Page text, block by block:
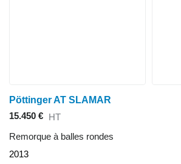
Pöttinger AT SLAMAR
15.450 € HT
Remorque à balles rondes
2013